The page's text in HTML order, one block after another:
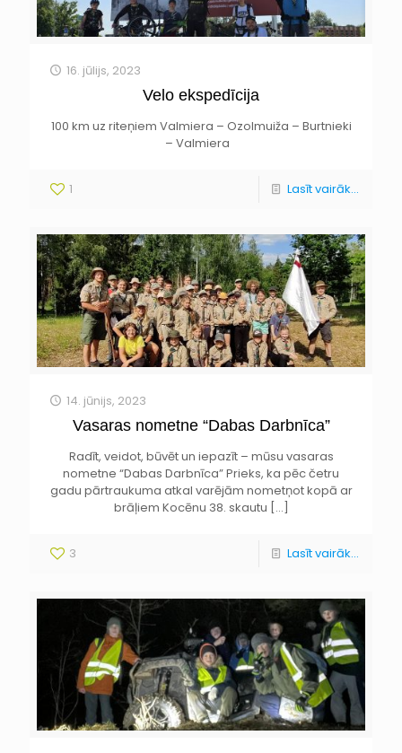
16. jūlijs, 2023
Velo ekspedīcija
100 km uz riteņiem Valmiera – Ozolmuiža – Burtnieki
– Valmiera
1 Lasīt vairāk...
14. jūnijs, 2023
Vasaras nometne “Dabas Darbnīca”
Radīt, veidot, būvēt un iepazīt – mūsu vasaras
nometne “Dabas Darbnīca” Prieks, ka pēc četru
gadu pārtraukuma atkal varējām nometņot kopā ar
brāļiem Kocēnu 38. skautu […]
3 Lasīt vairāk...